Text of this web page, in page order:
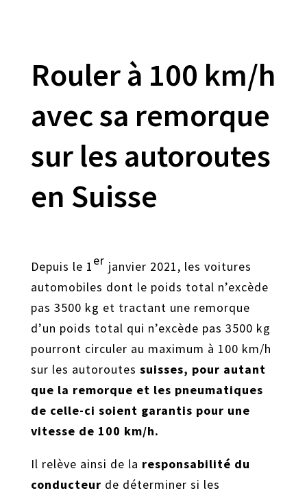
Rouler à 100 km/h
avec sa remorque
sur les autoroutes
en Suisse
Depuis le 1er janvier 2021, les voitures
automobiles dont le poids total n’excède
pas 3500 kg et tractant une remorque
d’un poids total qui n’excède pas 3500 kg
pourront circuler au maximum à 100 km/h
sur les autoroutes suisses, pour autant
que la remorque et les pneumatiques
de celle-ci soient garantis pour une
vitesse de 100 km/h.
Il relève ainsi de la responsabilité du
conducteur de déterminer si les